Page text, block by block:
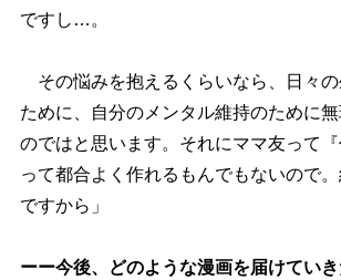
ですし…。
その悩みを抱えるくらいなら、日々の
ために、自分のメンタル維持のために
のではと思います。それにママ友って
って都合よく作れるもんでもないので
ですから」
ーー今後、どのような漫画を届けてい